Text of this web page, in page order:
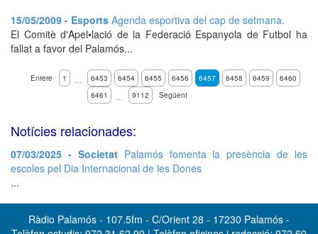
15/05/2009 - Esports Agenda esportiva del cap de setmana.
El Comitè d'Apel•lació de la Federació Espanyola de Futbol ha
fallat a favor del Palamós...
Enrere 1 … 6453 6454 6455 6456 6457 6458 6459
6460
6461
… 9112 Següent
Notícies relacionades:
07/03/2025 - SocietatPalamós fomenta la presència de les
escoles pel Dia Internacional de les Dones
...
Ràdio Palamós - 107.5fm - C/Orient 28 - 17230 Palamós -